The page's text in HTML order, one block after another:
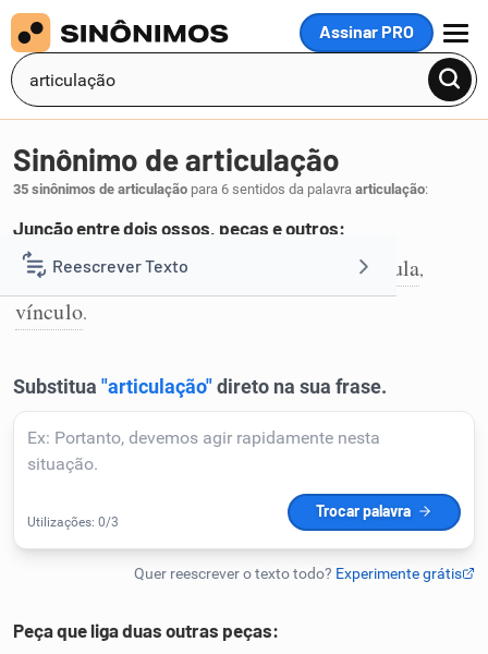
Assinar PRO
MENU
Reescrever Texto
Resumir Texto
Corrigir Texto
Detector de IA
Humanizador de IA
Cata-letras
Sinônimo de articulação
35 sinônimos de articulação para 6 sentidos da palavra articulação:
Junção entre dois ossos, peças e outros:
1 nó,conexão,junção ,rótula,
vínculo.
Peça que liga duas outras peças: